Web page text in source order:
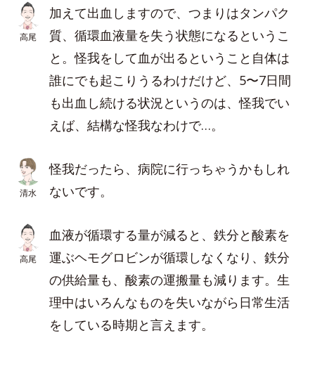
高尾
加えて出血しますので、つまりはタンパク
質、循環血液量を失う状態になるというこ
と。怪我をして血が出るということ自体は
誰にでも起こりうるわけだけど、5〜7日間
も出血し続ける状況というのは、怪我でい
えば、結構な怪我なわけで…。
清水
怪我だったら、病院に行っちゃうかもしれ
ないです。
高尾
血液が循環する量が減ると、鉄分と酸素を
運ぶヘモグロビンが循環しなくなり、鉄分
の供給量も、酸素の運搬量も減ります。生
理中はいろんなものを失いながら日常生活
をしている時期と言えます。